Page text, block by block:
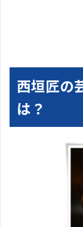
西垣匠の
は？